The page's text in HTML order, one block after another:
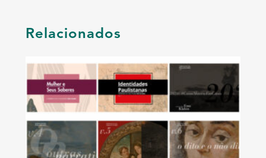
Relacionados